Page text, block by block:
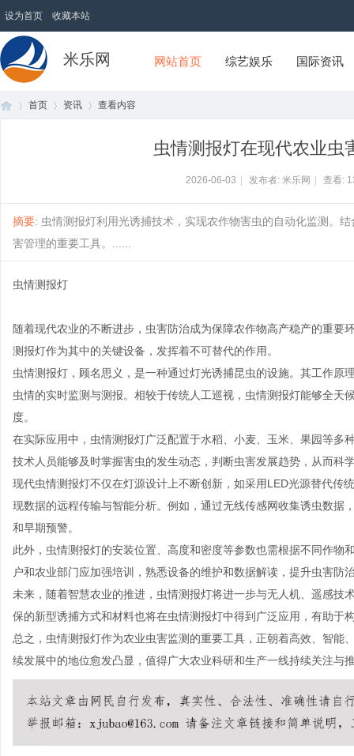
设为首页 收藏本站
米乐网 网站首页 综艺娱乐 国际资讯
首页 资讯 查看内容
虫情测报灯在现代农业虫
2026-06-03 发布者: 米乐网 查看:
摘要: 虫情测报灯利用光诱捕技术，实现农作物害虫的自动化监测。
害管理的重要工具。......
虫情测报灯
随着现代农业的不断进步，虫害防治成为保障农作物高产稳产的重
测报灯作为其中的关键设备，发挥着不可替代的作用。
虫情测报灯，顾名思义，是一种通过灯光诱捕昆虫的设施。其工作
虫情的实时监测与测报。相较于传统人工巡视，虫情测报灯能够全
度。
在实际应用中，虫情测报灯广泛配置于水稻、小麦、玉米、果园等多
技术人员能够及时掌握害虫的发生动态，判断虫害发展趋势，从而科
现代虫情测报灯不仅在灯源设计上不断创新，如采用LED光源替代传
现数据的远程传输与智能分析。例如，通过无线传感网收集诱虫数据
和早期预警。
此外，虫情测报灯的安装位置、高度和密度等参数也需根据不同作
户和农业部门应加强培训，熟悉设备的维护和数据解读，提升虫害防
未来，随着智慧农业的推进，虫情测报灯将进一步与无人机、遥感技
保的新型诱捕方式和材料也将在虫情测报灯中得到广泛应用，有助于
总之，虫情测报灯作为农业虫害监测的重要工具，正朝着高效、智
续发展中的地位愈发凸显，值得广大农业科研和生产一线持续关注与